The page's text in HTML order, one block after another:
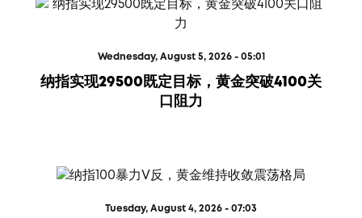
Wednesday, August 5, 2026 - 05:01
纳指实现29500既定目标，黄金突破4100关
口阻力
Tuesday, August 4, 2026 - 07:03